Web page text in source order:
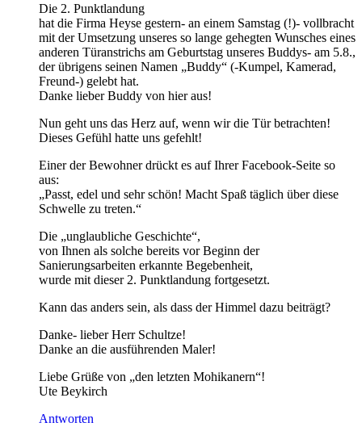
Die 2. Punktlandung
hat die Firma Heyse gestern- an einem Samstag (!)- vollbracht
mit der Umsetzung unseres so lange gehegten Wunsches eines
anderen Türanstrichs am Geburtstag unseres Buddys- am 5.8.,
der übrigens seinen Namen „Buddy“ (-Kumpel, Kamerad,
Freund-) gelebt hat.
Danke lieber Buddy von hier aus!
Nun geht uns das Herz auf, wenn wir die Tür betrachten!
Dieses Gefühl hatte uns gefehlt!
Einer der Bewohner drückt es auf Ihrer Facebook-Seite so
aus:
„Passt, edel und sehr schön! Macht Spaß täglich über diese
Schwelle zu treten.“
Die „unglaubliche Geschichte“,
von Ihnen als solche bereits vor Beginn der
Sanierungsarbeiten erkannte Begebenheit,
wurde mit dieser 2. Punktlandung fortgesetzt.
Kann das anders sein, als dass der Himmel dazu beiträgt?
Danke- lieber Herr Schultze!
Danke an die ausführenden Maler!
Liebe Grüße von „den letzten Mohikanern“!
Ute Beykirch
Antworten